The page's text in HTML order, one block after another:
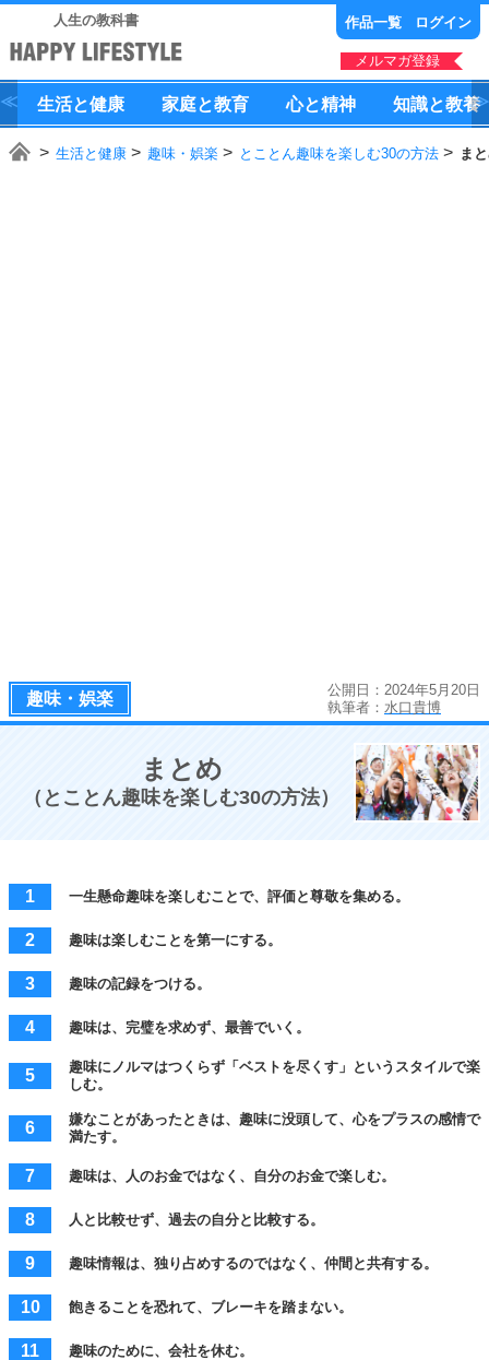
人生の教科書 作品一覧 ログイン
メルマガ登録
生活と健康 家庭と教育 心と精神 知識と教養
生活と健康 趣味・娯楽 とことん趣味を楽しむ30の方法 ま
趣味・娯楽
公開日：2024年5月20日
執筆者： 水口貴博
まとめ
（とことん趣味を楽しむ30の方法）
一生懸命趣味を楽しむことで、評価と尊敬を集める。
趣味は楽しむことを第一にする。
趣味の記録をつける。
趣味は、完璧を求めず、最善でいく。
趣味にノルマはつくらず「ベストを尽くす」というスタイルで楽
しむ。
嫌なことがあったときは、趣味に没頭して、心をプラスの感情で
満たす。
趣味は、人のお金ではなく、自分のお金で楽しむ。
人と比較せず、過去の自分と比較する。
趣味情報は、独り占めするのではなく、仲間と共有する。
飽きることを恐れて、ブレーキを踏まない。
趣味のために、会社を休む。